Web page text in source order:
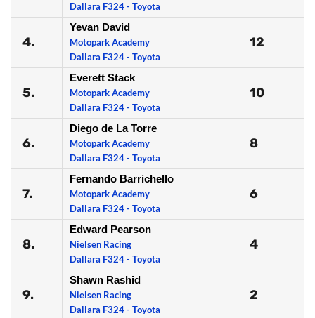
Dallara F324 - Toyota
4.
Yevan David
Motopark Academy
Dallara F324 - Toyota
12
5.
Everett Stack
Motopark Academy
Dallara F324 - Toyota
10
6.
Diego de La Torre
Motopark Academy
Dallara F324 - Toyota
8
7.
Fernando Barrichello
Motopark Academy
Dallara F324 - Toyota
6
8.
Edward Pearson
Nielsen Racing
Dallara F324 - Toyota
4
9.
Shawn Rashid
Nielsen Racing
Dallara F324 - Toyota
2